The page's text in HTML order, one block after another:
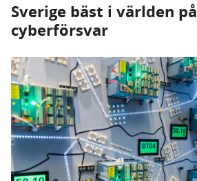
Sverige bäst i världen på
cyberförsvar